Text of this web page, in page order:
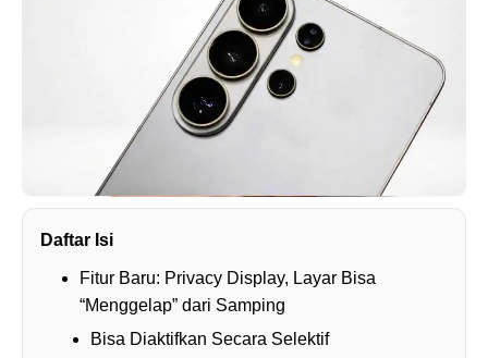
Daftar Isi
Fitur Baru: Privacy Display, Layar Bisa
“Menggelap” dari Samping
Bisa Diaktifkan Secara Selektif